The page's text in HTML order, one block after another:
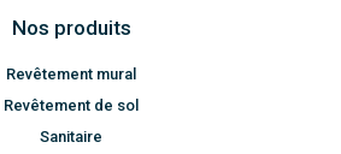
Nos produits
Revêtement mural
Revêtement de sol
Sanitaire